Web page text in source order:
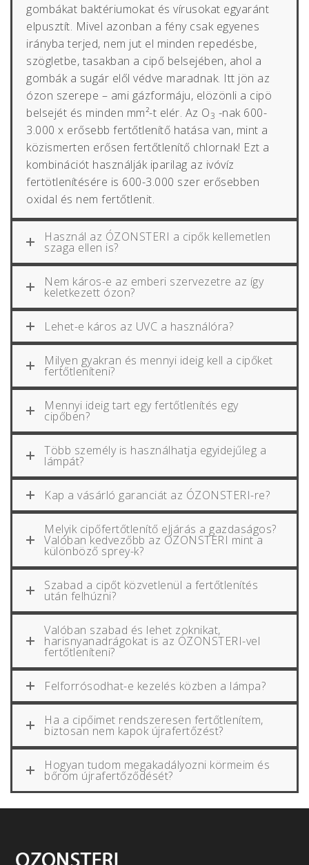
gombákat baktériumokat és vírusokat egyaránt
elpusztít. Mivel azonban a fény csak egyenes
irányba terjed, nem jut el minden repedésbe,
szögletbe, tasakban a cipő belsejében, ahol a
gombák a sugár elől védve maradnak. Itt jön az
ózon szerepe – ami gázformáju, elözönli a cipö
belsejét és minden mm²-t elér. Az O3 -nak 600-
3.000 x erősebb fertőtlenítő hatása van, mint a
közismerten erősen fertőtlenítő chlornak! Ezt a
kombinációt használják iparilag az ivóvíz
fertötlenítésére is 600-3.000 szer erősebben
oxidal és nem fertőtlenit.
Használ az ÓZONSTERI a cipők kellemetlen
szaga ellen is?
Nem káros-e az emberi szervezetre az így
keletkezett ózon?
Lehet-e káros az UVC a használóra?
Milyen gyakran és mennyi ideig kell a cipőket
fertőtleníteni?
Mennyi ideig tart egy fertőtlenítés egy
cipőben?
Több személy is használhatja egyidejűleg a
lámpát?
Kap a vásárló garanciát az ÓZONSTERI-re?
Melyik cipőfertőtlenítő eljárás a gazdaságos?
Valóban kedvezőbb az ÓZONSTERI mint a
különböző sprey-k?
Szabad a cipőt közvetlenül a fertőtlenítés
után felhúzni?
Valóban szabad és lehet zoknikat,
harisnyanadrágokat is az ÓZONSTERI-vel
fertőtleníteni?
Felforrósodhat-e kezelés közben a lámpa?
Ha a cipőimet rendszeresen fertőtlenítem,
biztosan nem kapok újrafertőzést?
Hogyan tudom megakadályozni körmeim és
bőröm újrafertőződését?